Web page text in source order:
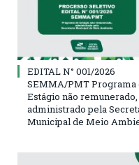
EDITAL N° 001/2026
SEMMA/PMT Programa
Estágio não remunerado,
administrado pela
Municipal de Meio